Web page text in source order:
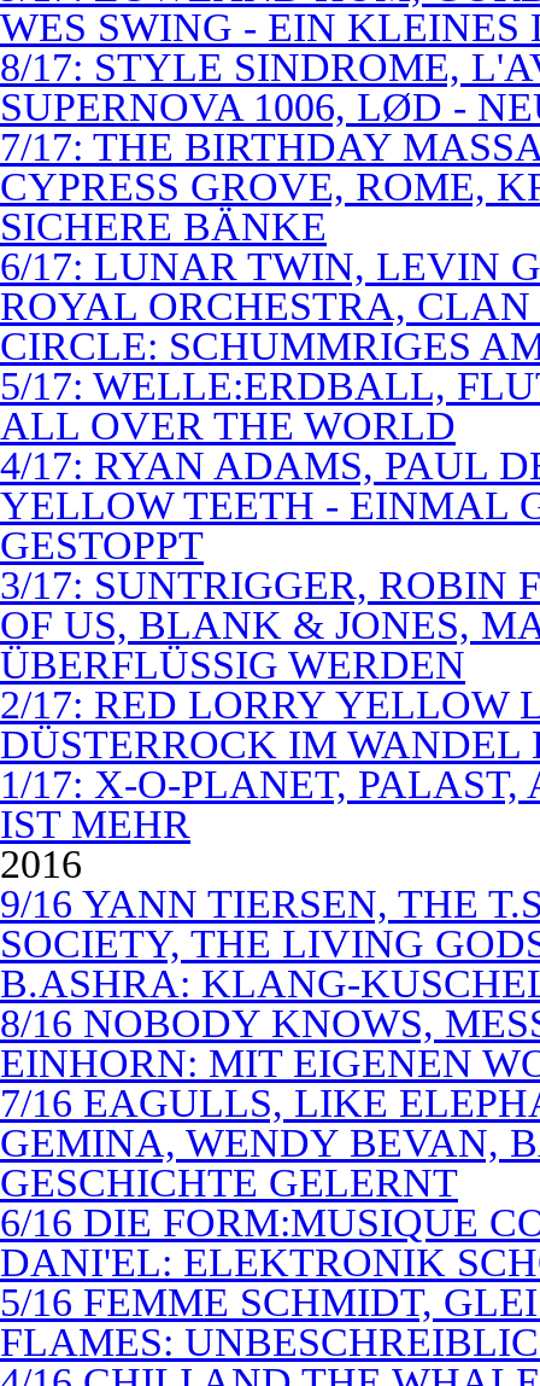
WES SWING - EIN KLEINES
8/17: STYLE SINDROME,
SUPERNOVA 1006, LØD -
7/17: THE BIRTHDAY
CYPRESS GROVE, ROME,
SICHERE BÄNKE
6/17: LUNAR TWIN, LEVIN
ROYAL ORCHESTRA,
CIRCLE: SCHUMMRIGES
5/17: WELLE:ERDBALL,
ALL OVER THE WORLD
4/17: RYAN ADAMS, PAUL
YELLOW TEETH - EINMAL
GESTOPPT
3/17: SUNTRIGGER, ROBIN
OF US, BLANK & JONES,
ÜBERFLÜSSIG WERDEN
2/17: RED LORRY YELLOW
DÜSTERROCK IM WANDEL
1/17: X-O-PLANET,
IST MEHR
2016
9/16 YANN TIERSEN, THE
SOCIETY, THE LIVING
B.ASHRA: KLANG-
8/16 NOBODY KNOWS,
EINHORN: MIT EIGENEN
7/16 EAGULLS, LIKE
GEMINA, WENDY BEVAN,
GESCHICHTE GELERNT
6/16 DIE FORM:MUSIQUE
DANI'EL: ELEKTRONIK
5/16 FEMME SCHMIDT,
FLAMES: